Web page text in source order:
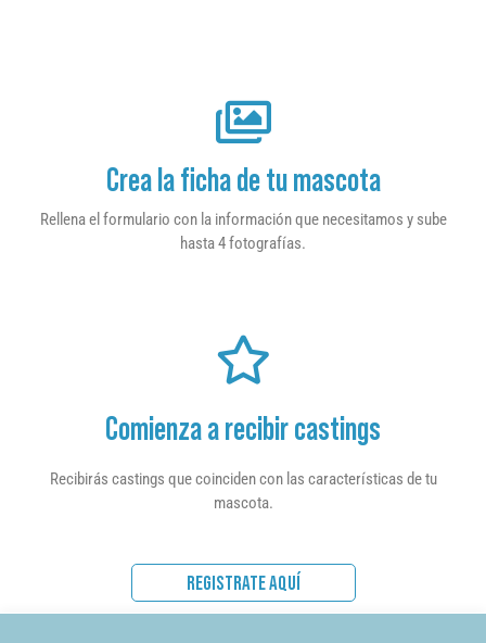
Crea la ficha de tu mascota
Rellena el formulario con la información que necesitamos y sube
hasta 4 fotografías.
Comienza a recibir castings
Recibirás castings que coinciden con las características de tu
mascota.
REGISTRATE AQUÍ